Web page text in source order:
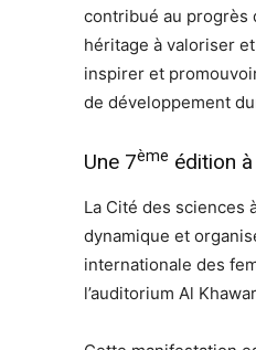
contribué au progrès
héritage à valoriser
inspirer et
de développement
Une 7ème édition
La Cité des sciences
dynamique et
internationale des
l’auditorium Al